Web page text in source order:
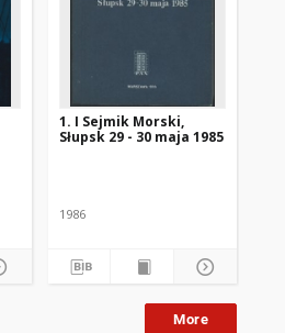
1. I Sejmik Morski,
Słupsk 29 - 30 maja 1985
1986
More